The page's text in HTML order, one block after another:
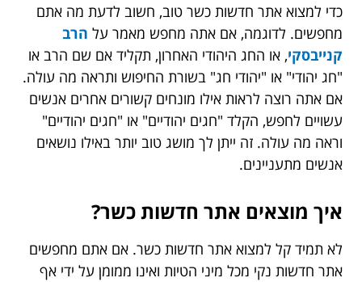
כדי למצוא אתר חדשות כשר טוב, חשוב לדעת מה אתם
מחפשים. לדוגמה, אם אתה מחפש מאמר על הרב
קנייבסקי, או החג היהודי האחרון, תקליד אם שם הרב או
"חג יהודי" או "יהודי חג" בשורת החיפוש ותראה מה עולה.
אם אתה רוצה לראות אילו מונחים קשורים אחרים אנשים
עשויים לחפש, הקלד "חגים יהודיים" או "חגים יהודיים"
וראה מה עולה. זה ייתן לך מושג טוב יותר באילו נושאים
אנשים מתעניינים.
איך מוצאים אתר חדשות כשר?
לא תמיד קל למצוא אתר חדשות כשר. אם אתם מחפשים
אתר חדשות נקי מכל מיני הטיות ואינו ממומן על ידי אף